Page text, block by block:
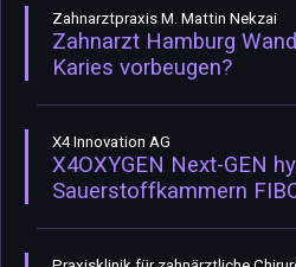
Zahnarztpraxis M. Mattin Nekzai
Zahnarzt Hamburg
Karies vorbeugen?
X4 Innovation AG
X4OXYGEN Next-GEN
Sauerstoffkammern